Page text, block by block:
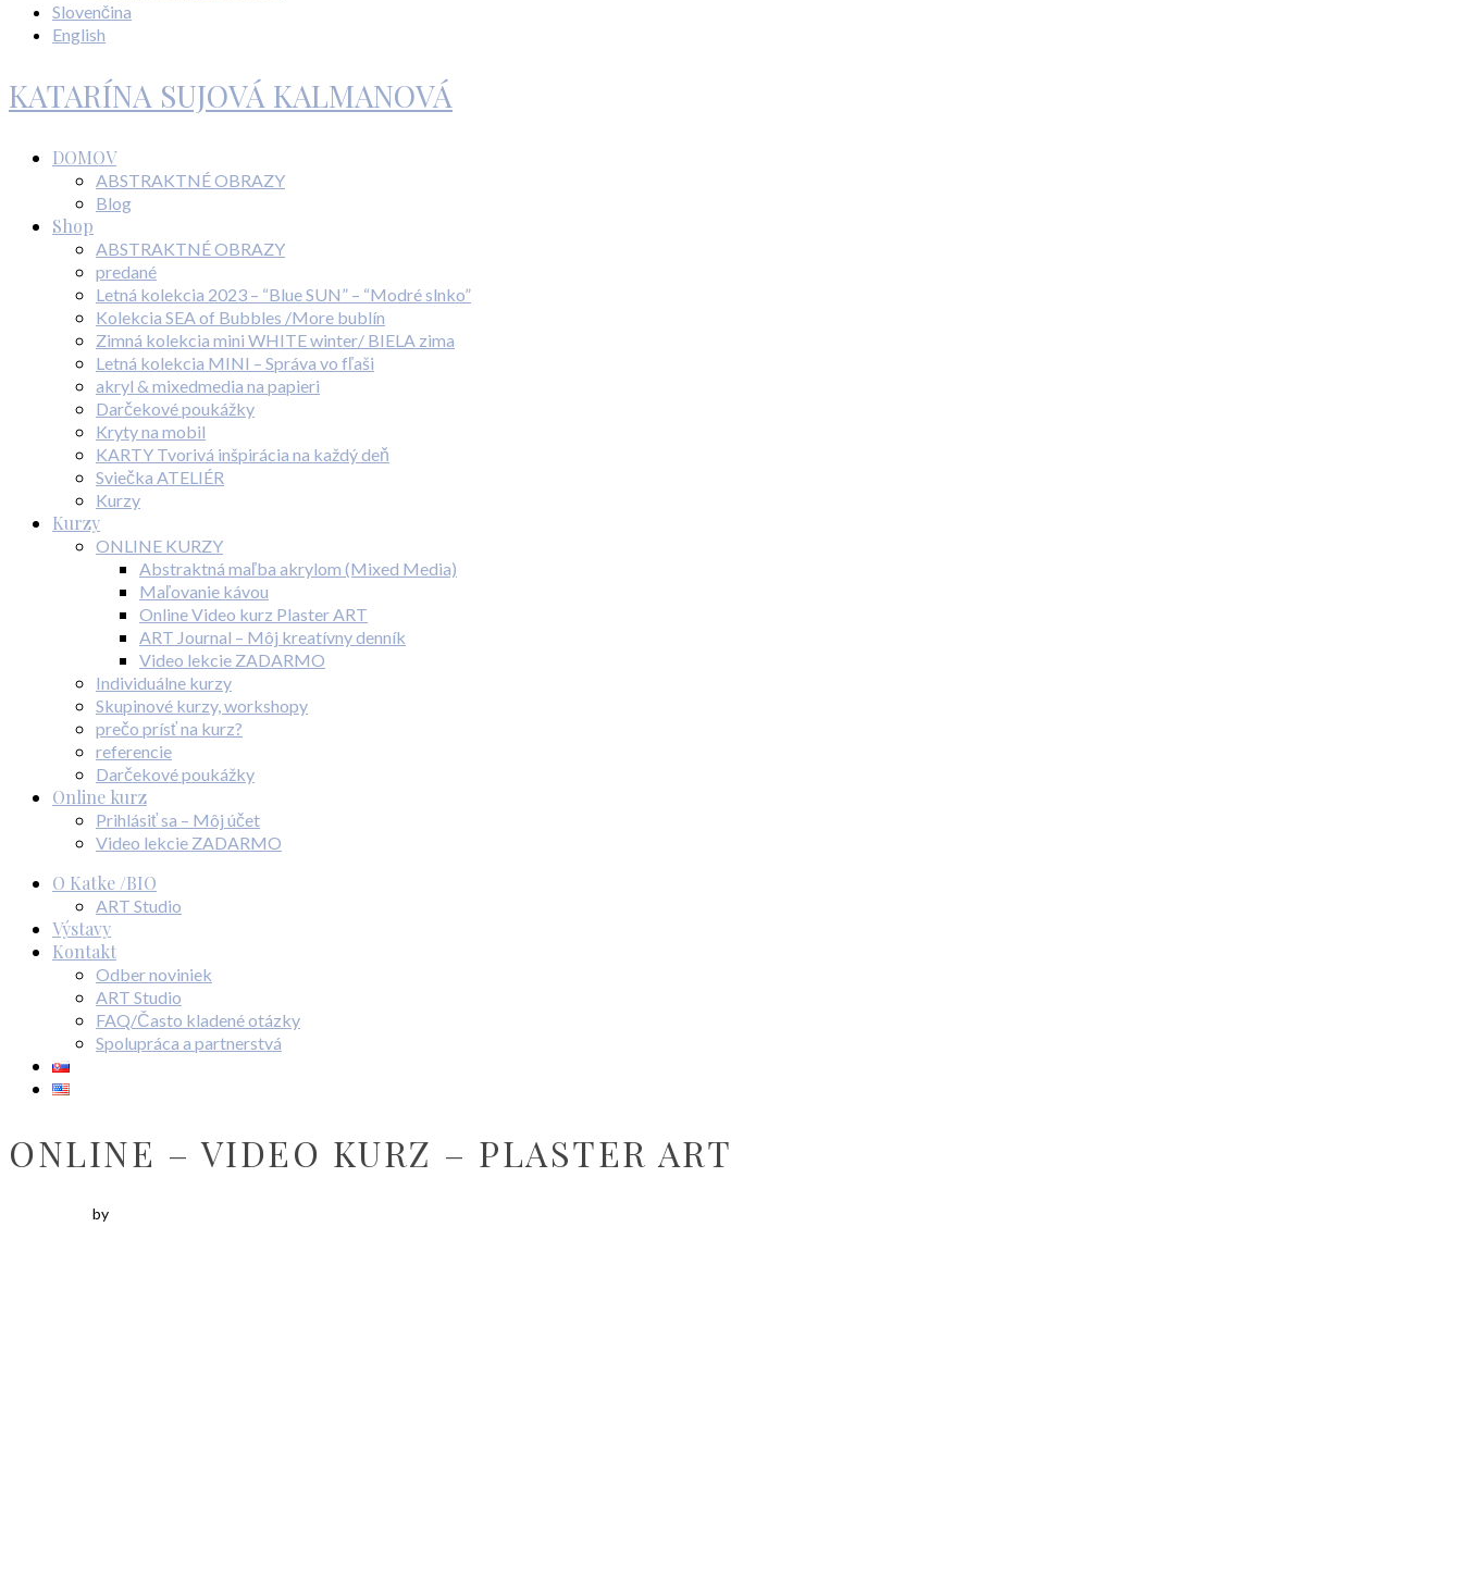
Slovenčina
English
KATARÍNA SUJOVÁ KALMANOVÁ
DOMOV
ABSTRAKTNÉ OBRAZY
Blog
Shop
ABSTRAKTNÉ OBRAZY
predané
Letná kolekcia 2023 – “Blue SUN” – “Modré slnko”
Kolekcia SEA of Bubbles /More bublín
Zimná kolekcia mini WHITE winter/ BIELA zima
Letná kolekcia MINI – Správa vo fľaši
akryl & mixedmedia na papieri
Darčekové poukážky
Kryty na mobil
KARTY Tvorivá inšpirácia na každý deň
Sviečka ATELIÉR
Kurzy
Kurzy
ONLINE KURZY
Abstraktná maľba akrylom (Mixed Media)
Maľovanie kávou
Online Video kurz Plaster ART
ART Journal – Môj kreatívny denník
Video lekcie ZADARMO
Individuálne kurzy
Skupinové kurzy, workshopy
prečo prísť na kurz?
referencie
Darčekové poukážky
Online kurz
Prihlásiť sa – Môj účet
Video lekcie ZADARMO
O Katke /BIO
ART Studio
Výstavy
Kontakt
Odber noviniek
ART Studio
FAQ/Často kladené otázky
Spolupráca a partnerstvá
ONLINE – VIDEO KURZ – PLASTER ART
by